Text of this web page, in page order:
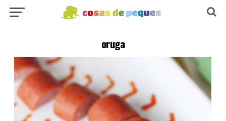
oruga